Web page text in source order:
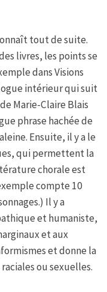
tout de suite.
livres, les points se
dans Visions
intérieur qui suit
Marie-Claire Blais
phrase hachée de
Ensuite, il y a le
qui permettent la
chorale est
compte 10
Il y a
et humaniste,
et aux
et donne la
ou sexuelles.